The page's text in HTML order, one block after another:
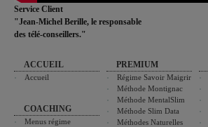
Service Client
"Jean-Michel Berille, le responsable
des télé-conseillers."
ACCUEIL
Accueil
COACHING
Menus régime
PREMIUM
Régime Savoir Maigrir
Méthode Montignac
Méthode MentalSlim
Méthode Slim Data
Méthodes Naturelles